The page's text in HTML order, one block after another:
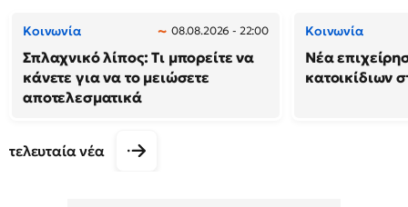
Κοινωνία 08.08.2026 - 22:00
Σπλαχνικό λίπος: Τι μπορείτε να
κάνετε για να το μειώσετε
αποτελεσματικά
Κοινωνία
Νέα
κατοικίδιων
τελευταία νέα